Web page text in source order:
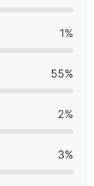
1%
55%
2%
3%